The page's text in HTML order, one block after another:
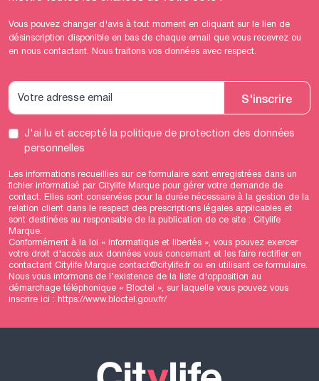
Vous pouvez changer d'avis à tout moment en cliquant sur le lien de
désinscription disponible en bas de chaque email que vous recevrez ou
en nous contactant. Nous traitons vos données avec respect.
S'inscrire
J'ai lu et acceptéla politique de protection des données
personnelles
Les informations recueillies sur ce formulaire sont enregistrées dans un
fichier informatisé par Citylife Marque pour gérer votre demande de
contact. Elles sont conservées pour la durée nécessaire à la gestion de la
relation client dans le respect des prescriptions légales applicables et
sont destinées au responsable de la publication de ce site : Citylife
Marque.
Conformément à la loi « informatique et libertés », vous pouvez exercer
votre droit d'accès aux données vous concernant et les faire rectifier en
contactant Citylife Marque contact@citylife.fr ou en utilisant ce formulaire.
Nous vous informons de l’existence de la liste d'opposition au
démarchage téléphonique « Bloctel », sur laquelle vous pouvez vous
inscrire ici : https://www.bloctel.gouv.fr/